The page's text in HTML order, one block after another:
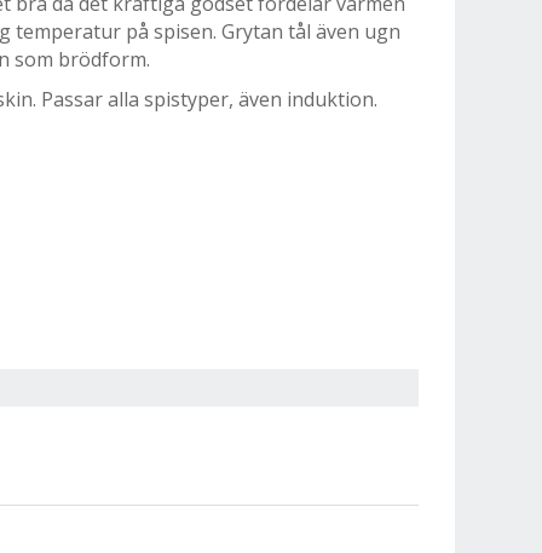
temperatur på spisen. Grytan tål även ugn
som brödform.
Passar alla spistyper, även induktion.